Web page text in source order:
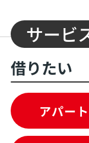
サービ
借りたい
アパー